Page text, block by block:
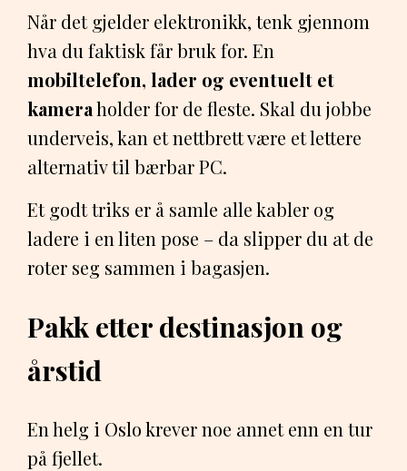
Når det gjelder elektronikk, tenk gjennom
hva du faktisk får bruk for. En
mobiltelefon, lader og eventuelt et
kameraholder for de fleste. Skal du jobbe
underveis, kan et nettbrett være et lettere
alternativ til bærbar PC.
Et godt triks er å samle alle kabler og
ladere i en liten pose – da slipper du at de
roter seg sammen i bagasjen.
Pakk etter destinasjon og
årstid
En helg i Oslo krever noe annet enn en tur
på fjellet.